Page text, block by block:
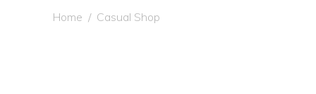
Home / Casual Shop